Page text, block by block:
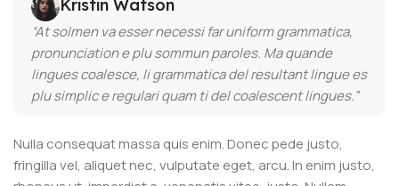
Kristin Watson
“At solmen va esser necessi far uniform grammatica,
pronunciation e plu sommun paroles. Ma quande
lingues coalesce, li grammatica del resultant lingue es
plu simplic e regulari quam ti del coalescent lingues.”
Nulla consequat massa quis enim. Donec pede justo,
fringilla vel, aliquet nec, vulputate eget, arcu. In enim justo,